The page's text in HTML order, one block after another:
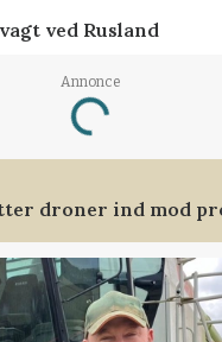
ved Rusland
Annonce
Loading...
droner ind mod